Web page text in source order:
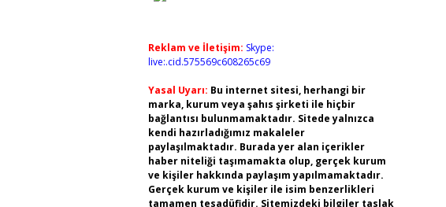
Reklam ve İletişim: Skype:
live:.cid.575569c608265c69
Yasal Uyarı: Bu internet sitesi, herhangi bir
marka, kurum veya şahıs şirketi ile hiçbir
bağlantısı bulunmamaktadır. Sitede yalnızca
kendi hazırladığımız makaleler
paylaşılmaktadır. Burada yer alan içerikler
haber niteliği taşımamakta olup, gerçek kurum
ve kişiler hakkında paylaşım yapılmamaktadır.
Gerçek kurum ve kişiler ile isim benzerlikleri
tamamen tesadüfidir. Sitemizdeki bilgiler taslak